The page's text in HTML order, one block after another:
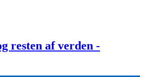
resten af verden -